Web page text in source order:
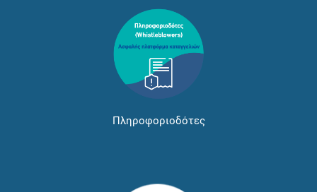
Πληροφοριοδότες